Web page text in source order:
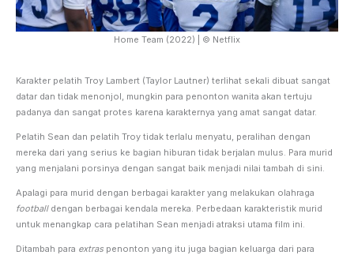
Home Team (2022) | © Netflix
Karakter pelatih Troy Lambert (Taylor Lautner) terlihat sekali dibuat sangat
datar dan tidak menonjol, mungkin para penonton wanita akan tertuju
padanya dan sangat protes karena karakternya yang amat sangat datar.
Pelatih Sean dan pelatih Troy tidak terlalu menyatu, peralihan dengan
mereka dari yang serius ke bagian hiburan tidak berjalan mulus. Para murid
yang menjalani porsinya dengan sangat baik menjadi nilai tambah di sini.
Apalagi para murid dengan berbagai karakter yang melakukan olahraga
footballdengan berbagai kendala mereka. Perbedaan karakteristik murid
untuk menangkap cara pelatihan Sean menjadi atraksi utama film ini.
Ditambah para extras penonton yang itu juga bagian keluarga dari para